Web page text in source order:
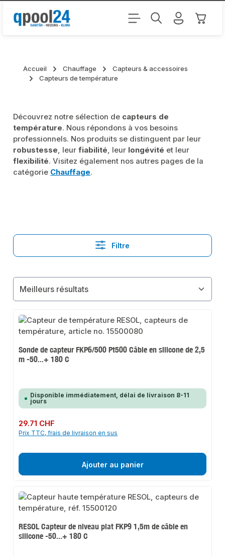
Passer au contenu principal Le
Accueil Chauffage
Capteurs & accessoires
Capteurs de température
Découvrez notre sélection de capteurs de
température. Nous répondons à vos besoins
professionnels. Nos produits se distinguent par leur
robustesse, leurfiabilité, leur longévité et leur
flexibilité. Visitez également nos autres pages de la
catégorie Chauffage.
Filtre
Sonde de capteur FKP6/500 Pt500 Câble en silicone de 2,5
m -50...+ 180 C
Disponible immédiatement, délai de livraison 8-11
jours
Prix régulier :
29.71 CHF
Prix TTC, frais de livraison en sus
Ajouter au panier
RESOL Capteur de niveau plat FKP9 1,5m de câble en
silicone -50...+ 180 C